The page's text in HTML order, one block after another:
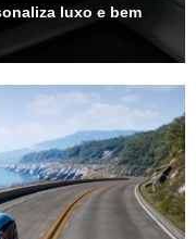
luxo e bem